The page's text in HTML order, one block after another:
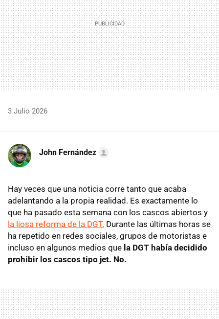
3 Julio 2026
John Fernández
Hay veces que una noticia corre tanto que acaba
adelantando a la propia realidad. Es exactamente lo
que ha pasado esta semana con los cascos abiertos y
la liosa reforma de la DGT. Durante las últimas horas se
ha repetido en redes sociales, grupos de motoristas e
incluso en algunos medios que la DGT había decidido
prohibir los cascos tipo jet. No.